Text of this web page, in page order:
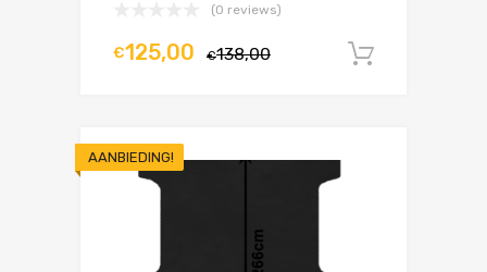
(0 reviews)
€138,00
€125,00
AANBIEDING!